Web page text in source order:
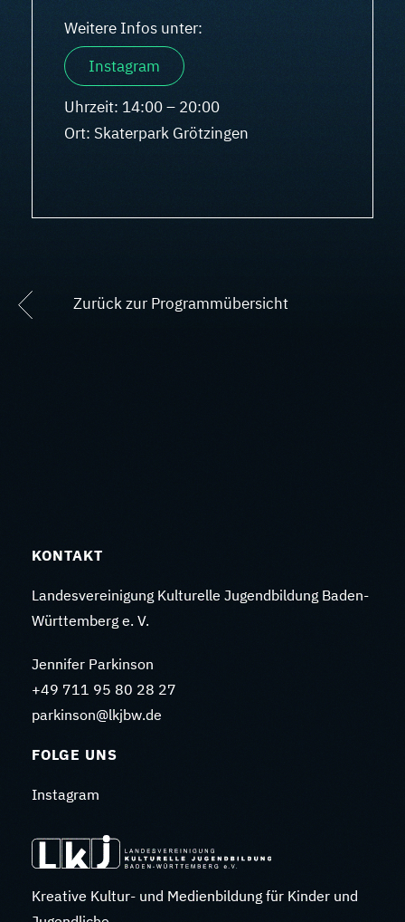
Weitere Infos unter:
Instagram
Uhrzeit: 14:00 – 20:00
Ort: Skaterpark Grötzingen
Zurück zur Programmübersicht
KONTAKT
Landesvereinigung Kulturelle Jugendbildung Baden-
Württemberg e. V.
Jennifer Parkinson
+49 711 95 80 28 27
parkinson@lkjbw.de
FOLGE UNS
Instagram
Kreative Kultur- und Medienbildung für Kinder und